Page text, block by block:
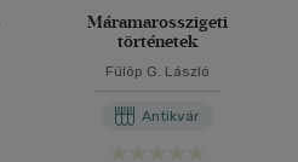
Máramarosszigeti
történetek
Fülöp G. László
Antikvár